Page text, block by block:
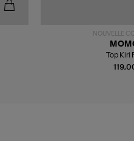
NOUVELLE
Top Kiri